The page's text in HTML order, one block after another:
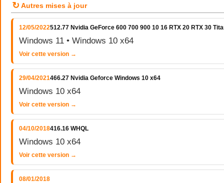
↻ Autres mises à jour
12/05/2022512.77 Nvidia GeForce 600 700 900 10 16 RTX 20 RTX 30
Windows 11 • Windows 10 x64
Voir cette version →
29/04/2021466.27 Nvidia Geforce Windows 10 x64
Windows 10 x64
Voir cette version →
04/10/2018416.16 WHQL
Windows 10 x64
Voir cette version →
08/01/2018